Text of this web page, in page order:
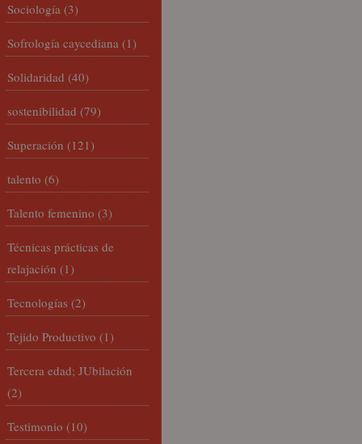
Sociología (3)
Sofrología caycediana (1)
Solidaridad (40)
sostenibilidad (79)
Superación (121)
talento (6)
Talento femenino (3)
Técnicas prácticas de
relajación (1)
Tecnologías (2)
Tejido Productivo (1)
Tercera edad; JUbilación
(2)
Testimonio (10)